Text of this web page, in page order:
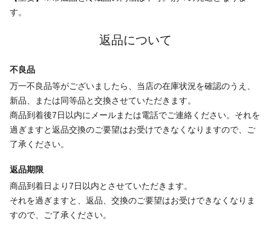
す。
返品について
不良品
万一不良品等がございましたら、当店の在庫状況を確認のうえ、
新品、または同等品と交換させていただきます。
商品到着後7日以内にメールまたは電話でご連絡ください。それを
過ぎますと返品交換のご要望はお受けできなくなりますので、ご
了承ください。
返品期限
商品到着日より7日以内とさせていただきます。
それを過ぎますと、返品、交換のご要望はお受けできなくなりま
すので、ご了承ください。